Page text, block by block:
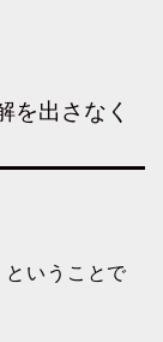
を出さなく
ということで